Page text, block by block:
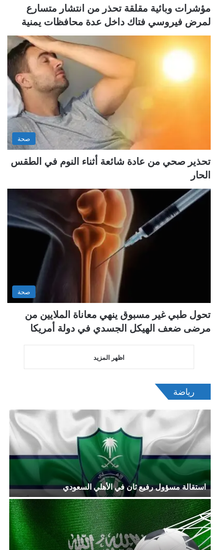
مؤشرات وبائية مقلقة تحذر من انتشار متسارع
لمرض فيروسي فتاك داخل عدة محافظات يمنية
صحة
تحذير صحي من عادة شائعة أثناء النوم في الطقس
الحار
صحة
تحول طبي غير مسبوق ينهي معاناة الملايين من
مرضى ضعف الهيكل الجسدي في دولة أمريكا
اظهر المزيد
رياضة
استقالة مسؤول رفيع ثان في الأهلي السعودي